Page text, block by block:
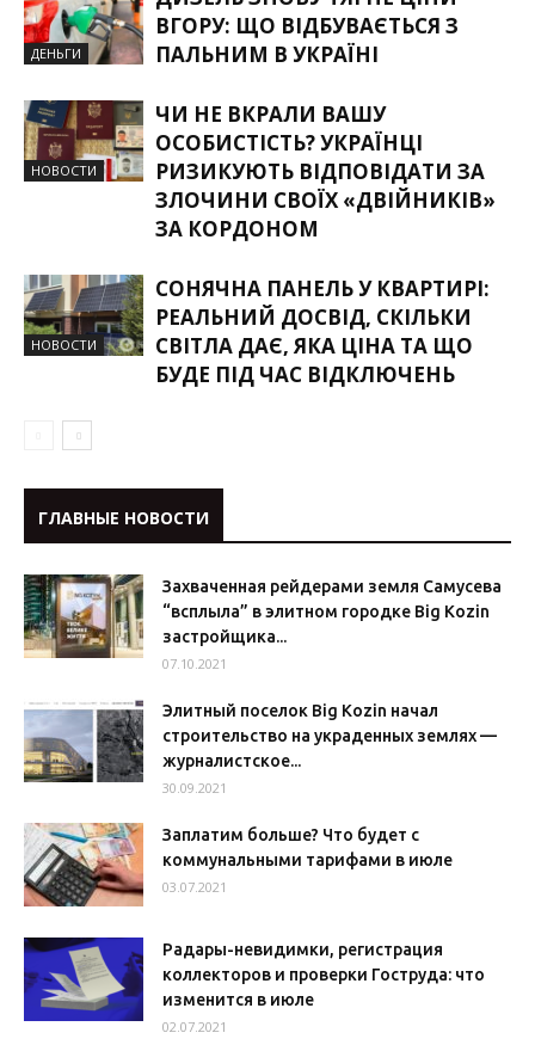
ДЕНЬГИ
ВГОРУ: ЩО ВІДБУВАЄТЬСЯ З
ПАЛЬНИМ В УКРАЇНІ
НОВОСТИ
ЧИ НЕ ВКРАЛИ ВАШУ
ОСОБИСТІСТЬ? УКРАЇНЦІ
РИЗИКУЮТЬ ВІДПОВІДАТИ ЗА
ЗЛОЧИНИ СВОЇХ «ДВІЙНИКІВ»
ЗА КОРДОНОМ
НОВОСТИ
СОНЯЧНА ПАНЕЛЬ У КВАРТИРІ:
РЕАЛЬНИЙ ДОСВІД, СКІЛЬКИ
СВІТЛА ДАЄ, ЯКА ЦІНА ТА ЩО
БУДЕ ПІД ЧАС ВІДКЛЮЧЕНЬ
ГЛАВНЫЕ НОВОСТИ
Захваченная рейдерами земля Самусева
“всплыла” в элитном городке Big Kozin
застройщика...
07.10.2021
Элитный поселок Big Kozin начал
строительство на украденных землях —
журналистское...
30.09.2021
Заплатим больше? Что будет с
коммунальными тарифами в июле
03.07.2021
Радары-невидимки, регистрация
коллекторов и проверки Гоструда: что
изменится в июле
02.07.2021